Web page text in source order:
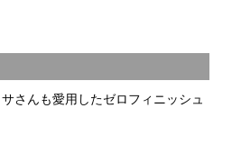
さんも愛用したゼロフィニッシュ